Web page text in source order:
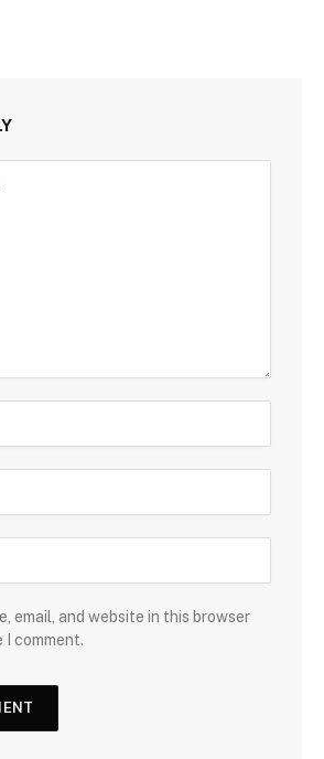
email, and website in this browser
comment.